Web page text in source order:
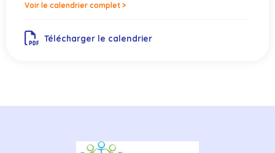
Voir le calendrier complet >
Télécharger le calendrier